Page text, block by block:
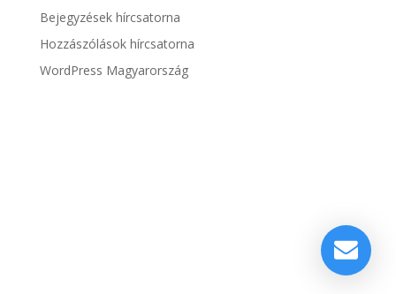
Bejegyzések hírcsatorna
Hozzászólások hírcsatorna
WordPress Magyarország